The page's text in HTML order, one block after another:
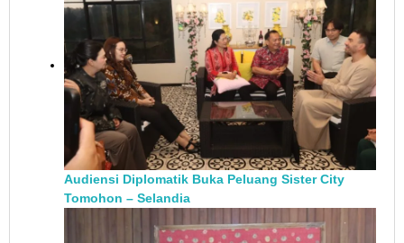
Audiensi Diplomatik Buka Peluang Sister City
Tomohon – Selandia